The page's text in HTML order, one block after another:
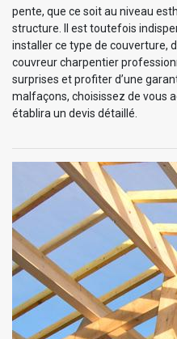
pente, que ce soit au niveau
structure. Il est toutefois
installer ce type de couverture,
couvreur charpentier
surprises et profiter d’une
malfaçons, choisissez de vous
établira un devis détaillé.